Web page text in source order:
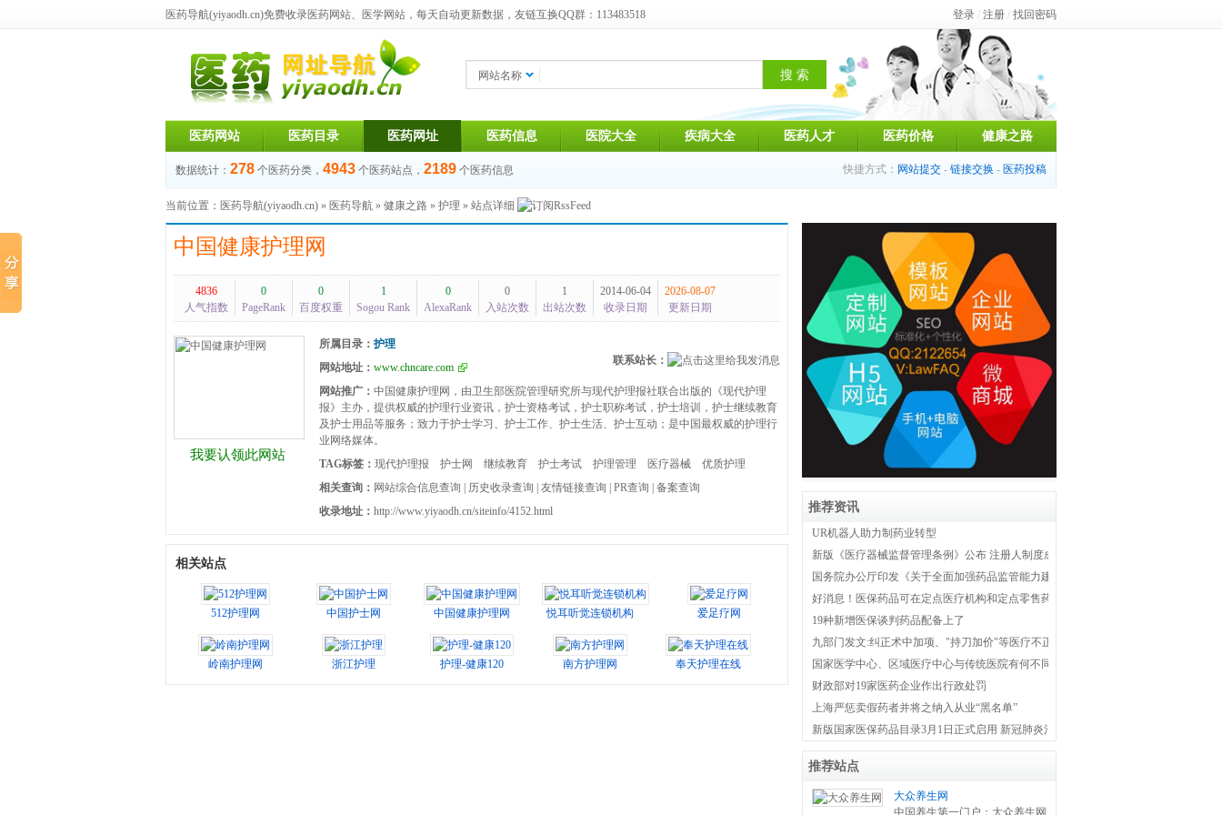
医药导航(yiyaodh.cn)免费收录医药网站、医学网站，每天自动更新数据，友链互换QQ群：113483518 登录 / 注册 / 找回密码
网站名称
医药网站 医药目录 医药网址 医药信息 医院大全 疾病大全 医药人才 医药价格 健康之路
数据统计： 278 个医药分类， 4943 个医药站点， 2189 个医药信息 快捷方式： 网站提交 - 链接交换 - 医药投稿
当前位置： 医药导航(yiyaodh.cn) » 医药导航 » 健康之路 » 护理 » 站点详细
中国健康护理网
4836
人气指数
0
PageRank
0
百度权重
1
Sogou Rank
0
AlexaRank
0
入站次数
1
出站次数
2014-06-04
收录日期
2026-08-07
更新日期
我要认领此网站
所属目录： 护理
联系站长：
网站地址： www.chncare.com
网站推广： 中国健康护理网，由卫生部医院管理研究所与现代护理报社联合出版的《现代护理
报》主办，提供权威的护理行业资讯，护士资格考试，护士职称考试，护士培训，护士继续教育
及护士用品等服务；致力于护士学习、护士工作、护士生活、护士互动；是中国最权威的护理行
业网络媒体。
TAG标签： 现代护理报 护士网 继续教育 护士考试 护理管理 医疗器械
优质护理
相关查询： 网站综合信息查询 历史收录查询 友情链接查询 PR查询
备案查询
收录地址： http://www.yiyaodh.cn/siteinfo/4152.html
相关站点
512护理网 中国护士网 中国健康护理网 悦耳听觉连锁机构 爱足疗网
岭南护理网 浙江护理 护理-健康120 南方护理网 奉天护理在线
推荐资讯
UR机器人助力制药业转型
新版《医疗器械监督管理条例》公布 注册人制度成为新监管体系主线
国务院办公厅印发《关于全面加强药品监管能力建设的实施意见》
好消息！医保药品可在定点医疗机构和定点零售药店双通道购买
19种新增医保谈判药品配备上了
九部门发文:纠正术中加项、"持刀加价"等医疗不正之风
国家医学中心、区域医疗中心与传统医院有何不同？国家卫健委权威解答！
财政部对19家医药企业作出行政处罚
上海严惩卖假药者并将之纳入从业“黑名单”
新版国家医保药品目录3月1日正式启用 新冠肺炎治疗药品全部纳入医保
推荐站点
大众养生网
中国养生第一门户：大众养生网